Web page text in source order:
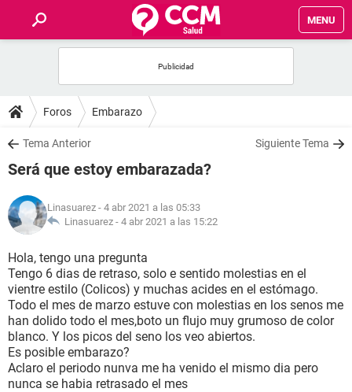
MENU
FOROS
SALUD
FAMILIA
NUTRICIÓN
BIENESTAR
SEXUALIDAD
GLOSARIO
Foros Embarazo
Tema Anterior Siguiente Tema
Será que estoy embarazada?
Linasuarez - 4 abr 2021 a las 05:33
Linasuarez - 4 abr 2021 a las 15:22
Hola, tengo una pregunta
Tengo 6 dias de retraso, solo e sentido molestias en el
vientre estilo (Colicos) y muchas acides en el estómago.
Todo el mes de marzo estuve con molestias en los senos me
han dolido todo el mes,boto un flujo muy grumoso de color
blanco. Y los picos del seno los veo abiertos.
Es posible embarazo?
Aclaro el periodo nunva me ha venido el mismo dia pero
nunca se habia retrasado el mes